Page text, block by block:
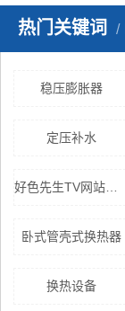
热门关键词
稳压膨胀器
定压补水
卧式管壳式换热器
换热设备